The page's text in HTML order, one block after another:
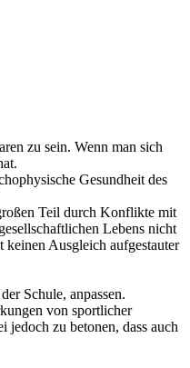
zu sein. Wenn man sich
Gesundheit des
Teil durch Konflikte mit
Lebens nicht
Ausgleich aufgestauter
Schule, anpassen.
von sportlicher
jedoch zu betonen, dass auch